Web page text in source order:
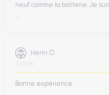
neuf comme la batterie. Je
Henri D.
12/07/26
Bonne expérience